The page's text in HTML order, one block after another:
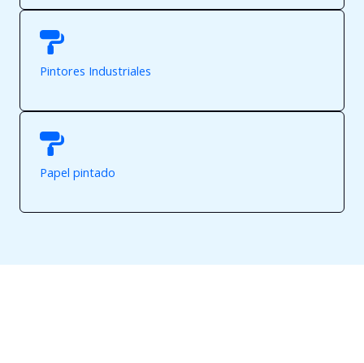
Pintores Industriales
Papel pintado